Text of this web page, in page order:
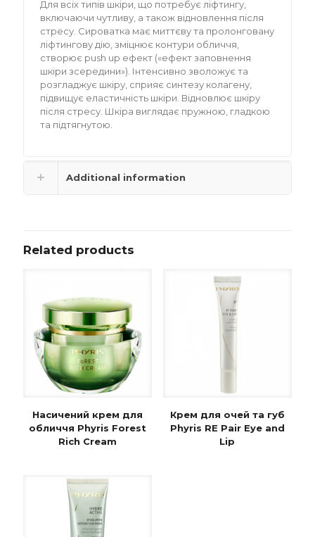
Для всіх типів шкіри, що потребує ліфтингу,
включаючи чутливу, а також відновлення після
стресу. Сироватка має миттєву та пролонговану
ліфтингову дію, зміцнює контури обличчя,
створює push up ефект («ефект заповнення
шкіри зсередини»). Інтенсивно зволожує та
розгладжує шкіру, сприяє синтезу колагену,
підвищує еластичність шкіри. Відновлює шкіру
після стресу. Шкіра виглядає пружною, гладкою
та підтягнутою.
Additional information
Related products
Насичений крем для
обличчя Phyris Forest
Rich Cream
Крем для очей та губ
Phyris RE Pair Eye and
Lip